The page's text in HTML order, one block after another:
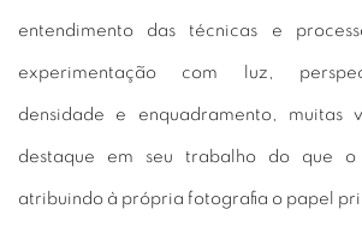
entendimento das técnicas e
experimentação com luz,
densidade e enquadramento, muitas
destaque em seu trabalho do que
atribuindo à própria fotografia o papel